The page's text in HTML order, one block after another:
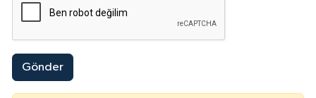
Gönder